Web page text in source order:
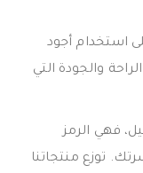
استخدام أجود
والجودة التي
فهي الرمز
توزع منتجاتنا